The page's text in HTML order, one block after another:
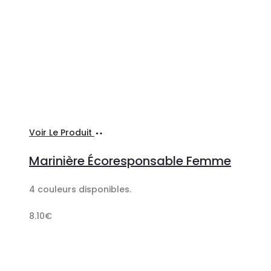
Voir Le Produit
panier
Marinière Écoresponsable Femme
4 couleurs disponibles.
8.10€